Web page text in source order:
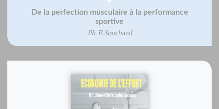
De la perfection musculaire à la performance
sportive
Ph. E. Souchard